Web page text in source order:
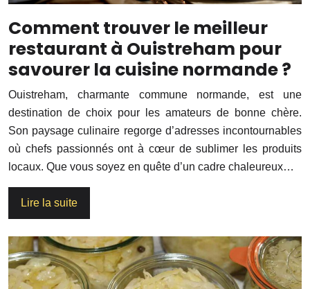
Comment trouver le meilleur
restaurant à Ouistreham pour
savourer la cuisine normande ?
Ouistreham, charmante commune normande, est une
destination de choix pour les amateurs de bonne chère.
Son paysage culinaire regorge d’adresses incontournables
où chefs passionnés ont à cœur de sublimer les produits
locaux. Que vous soyez en quête d’un cadre chaleureux…
Lire la suite